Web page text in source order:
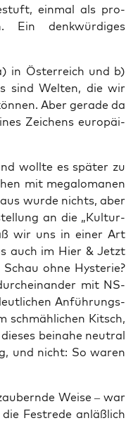
ein­mal als pro­
Ein denk­wür­di­ges
in Öster­reich und b)
sind Wel­ten, die wir
Aber gera­de da
Zei­chens euro­päi­
woll­te es spä­ter zu
mit mega­lo­ma­nen
wur­de nichts, aber
an die „Kul­tur­
wir uns in einer Art
auch im Hier & Jetzt
ohne Hys­te­rie?
mit NS-
Anfüh­rungs­
schmäh­li­chen Kitsch,
bei­na­he neu­tral
und nicht: So waren
Wei­se – war
Fest­re­de anläß­lich